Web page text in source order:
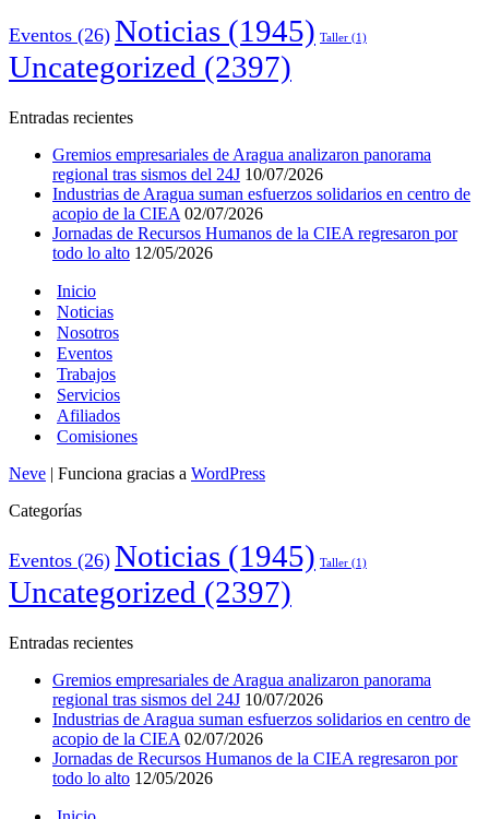
Eventos (26) Noticias (1945) Taller (1)
Uncategorized (2397)
Entradas recientes
Gremios empresariales de Aragua analizaron panorama
regional tras sismos del 24J 10/07/2026
Industrias de Aragua suman esfuerzos solidarios en centro de
acopio de la CIEA 02/07/2026
Jornadas de Recursos Humanos de la CIEA regresaron por
todo lo alto 12/05/2026
Inicio
Noticias
Nosotros
Eventos
Trabajos
Servicios
Afiliados
Comisiones
Neve | Funciona gracias a WordPress
Categorías
Eventos (26) Noticias (1945) Taller (1)
Uncategorized (2397)
Entradas recientes
Gremios empresariales de Aragua analizaron panorama
regional tras sismos del 24J 10/07/2026
Industrias de Aragua suman esfuerzos solidarios en centro de
acopio de la CIEA 02/07/2026
Jornadas de Recursos Humanos de la CIEA regresaron por
todo lo alto 12/05/2026